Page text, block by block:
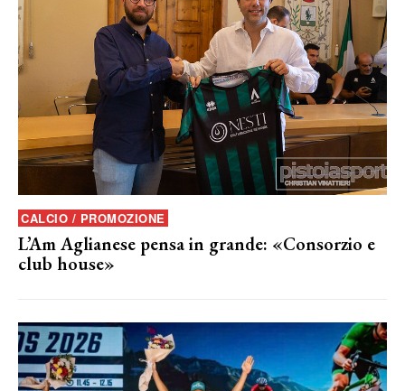
CALCIO / PROMOZIONE
L’Am Aglianese pensa in grande: «Consorzio e
club house»